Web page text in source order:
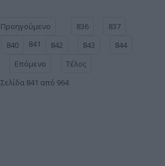
Προηγούμενο 836
837
840 841 842 843
844
Επόμενο
Τέλος
Σελίδα 841 από 964